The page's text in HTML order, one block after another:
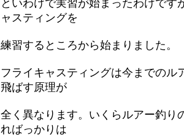
といわけで実習が始まったわけです
ャスティングを
練習するところから始まりました。
フライキャスティングは今までのル
飛ばす原理が
全く異なります。いくらルアー釣り
ればっかりは